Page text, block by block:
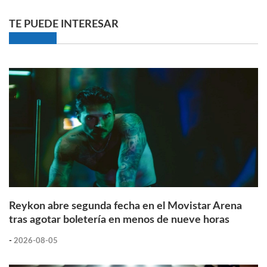
TE PUEDE INTERESAR
Reykon abre segunda fecha en el Movistar Arena
tras agotar boletería en menos de nueve horas
- 2026-08-05